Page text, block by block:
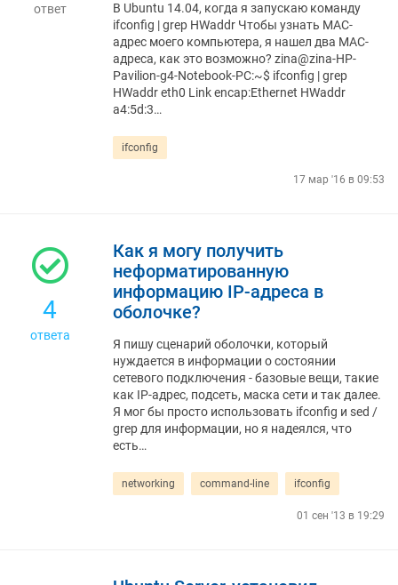
ответ
В Ubuntu 14.04, когда я запускаю команду
ifconfig | grep HWaddr Чтобы узнать MAC-
адрес моего компьютера, я нашел два MAC-
адреса, как это возможно? zina@zina-HP-
Pavilion-g4-Notebook-PC:~$ ifconfig | grep
HWaddr eth0 Link encap:Ethernet HWaddr
a4:5d:3…
ifconfig
17 мар '16 в 09:53
4
ответа
Как я могу получить
неформатированную
информацию IP-адреса в
оболочке?
Я пишу сценарий оболочки, который
нуждается в информации о состоянии
сетевого подключения - базовые вещи, такие
как IP-адрес, подсеть, маска сети и так далее.
Я мог бы просто использовать ifconfig и sed /
grep для информации, но я надеялся, что
есть…
networking command-line ifconfig
01 сен '13 в 19:29